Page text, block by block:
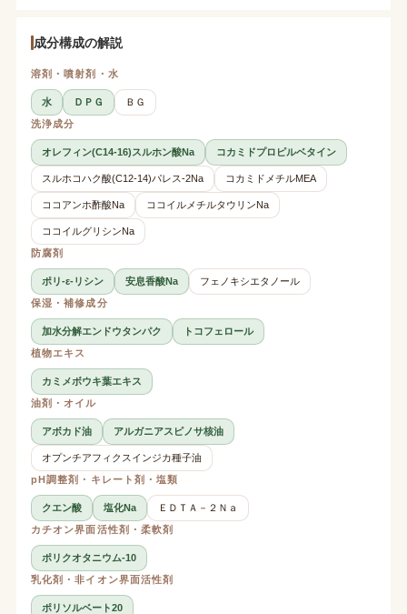
成分構成の解説
溶剤・噴射剤・水
水 ＤＰＧ
ＢＧ
洗浄成分
オレフィン(C14-16)スルホン酸Na コカミドプロピルベタイン
スルホコハク酸(C12-14)パレス-2Na コカミドメチルMEA
ココアンホ酢酸Na ココイルメチルタウリンNa
ココイルグリシンNa
防腐剤
ポリ-ε-リシン 安息香酸Na
フェノキシエタノール
保湿・補修成分
加水分解エンドウタンパク
トコフェロール
植物エキス
カミメボウキ葉エキス
油剤・オイル
アボカド油 アルガニアスピノサ核油
オプンチアフィクスインジカ種子油
pH調整剤・キレート剤・塩類
クエン酸 塩化Na
ＥＤＴＡ－２Ｎａ
カチオン界面活性剤・柔軟剤
ポリクオタニウム-10
乳化剤・非イオン界面活性剤
ポリソルベート20